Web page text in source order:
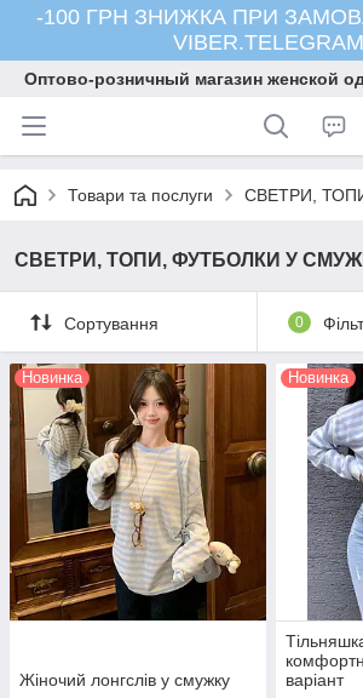
-100 ГРН ЗНИЖКА ПРИ
VIBER.TELEGRAM
Оптово-розничный магазин женской
Товари та послуги СВЕТРИ,
СВЕТРИ, ТОПИ, ФУТБОЛКИ У
Сортування 0
Новинка
Жіночий лонгслів у смужку
Новинка
варіант